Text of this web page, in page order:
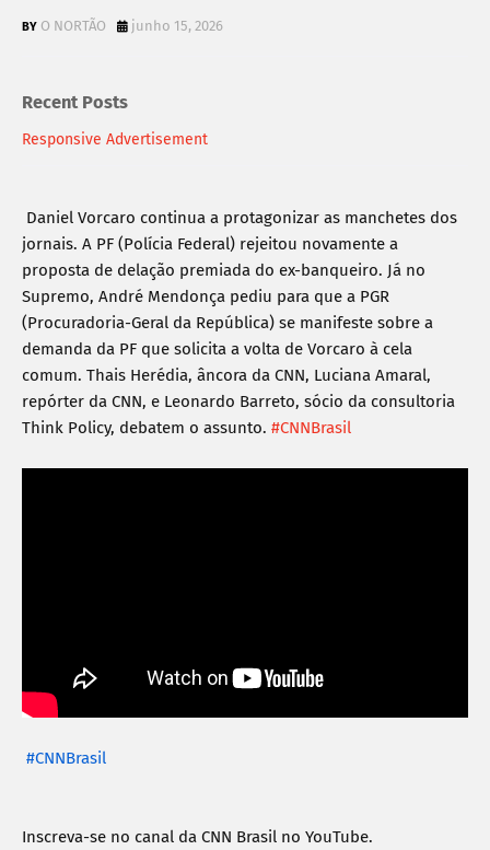
O NORTÃO junho 15, 2026
Recent Posts
Responsive Advertisement
Daniel Vorcaro continua a protagonizar as manchetes dos
jornais. A PF (Polícia Federal) rejeitou novamente a
proposta de delação premiada do ex-banqueiro. Já no
Supremo, André Mendonça pediu para que a PGR
(Procuradoria-Geral da República) se manifeste sobre a
demanda da PF que solicita a volta de Vorcaro à cela
comum. Thais Herédia, âncora da CNN, Luciana Amaral,
repórter da CNN, e Leonardo Barreto, sócio da consultoria
Think Policy, debatem o assunto. #CNNBrasil
#CNNBrasil
Inscreva-se no canal da CNN Brasil no YouTube.